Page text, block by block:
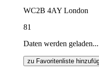
WC2B 4AY London
81
Daten werden geladen...
zu Favoritenliste